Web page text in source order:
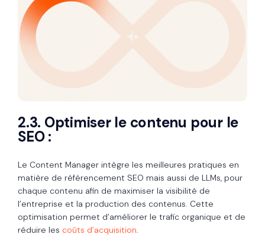
2.3. Optimiser le contenu pour le
SEO :
Le Content Manager intègre les meilleures pratiques en
matière de référencement SEO mais aussi de LLMs, pour
chaque contenu afin de maximiser la visibilité de
l’entreprise et la production des contenus. Cette
optimisation permet d’améliorer le trafic organique et de
réduire les coûts d’acquisition.